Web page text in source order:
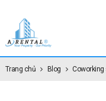
Trang chủ Blog Coworking